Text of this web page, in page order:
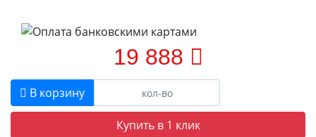
19 888
В корзину
Купить в 1 клик